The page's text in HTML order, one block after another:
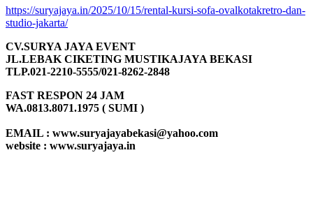
https://suryajaya.in/2025/10/15/rental-kursi-sofa-ovalkotakretro-dan-
studio-jakarta/
CV.SURYA JAYA EVENT
JL.LEBAK CIKETING MUSTIKAJAYA BEKASI
TLP.021-2210-5555/021-8262-2848
FAST RESPON 24 JAM
WA.0813.8071.1975 ( SUMI )
EMAIL : www.suryajayabekasi@yahoo.com
website : www.suryajaya.in